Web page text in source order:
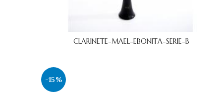
CLARINETE-MAEL-EBONITA-SERIE-B
-15%